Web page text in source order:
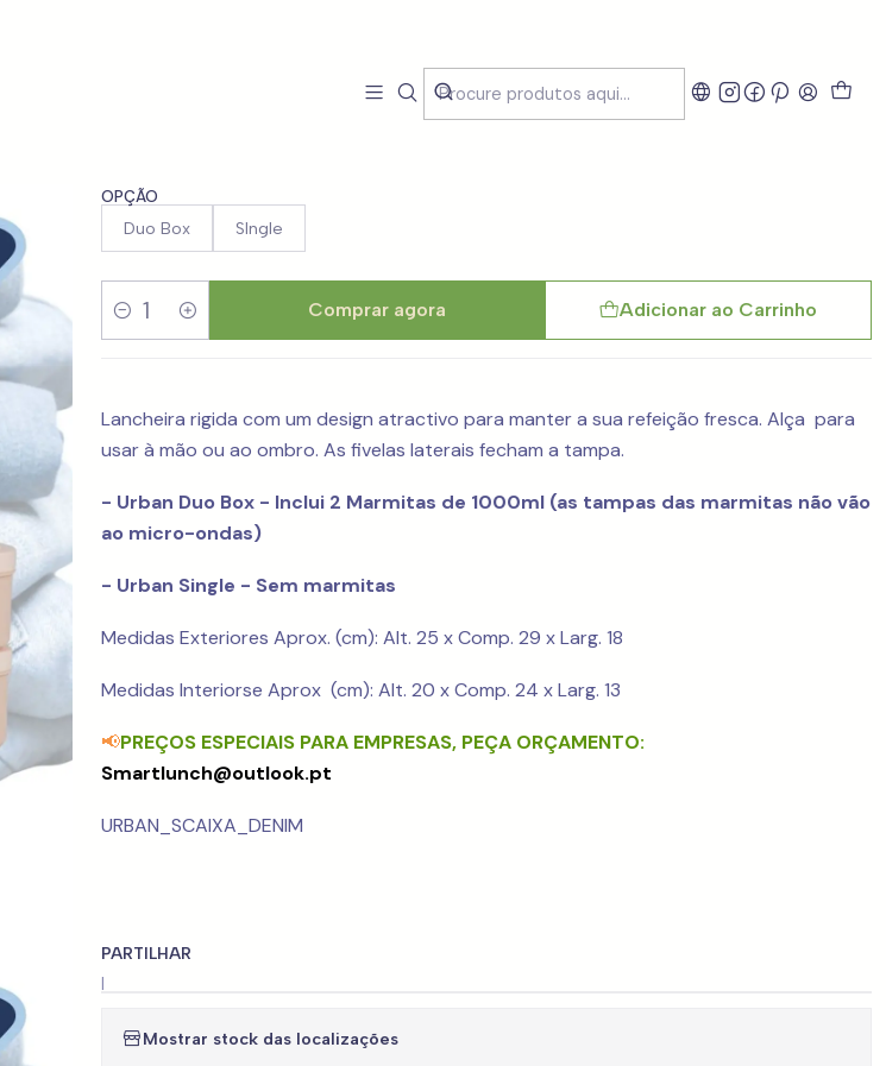
Polarbox Urban Denim 6L
OPÇÃO
Duo Box SIngle
Quantidade
Adicionar ao Carrinho
Comprar agora
Lancheira rigida com um design atractivo para manter a sua refeição fresca. Alça para
usar à mão ou ao ombro. As fivelas laterais fecham a tampa.
- Urban Duo Box - Inclui 2 Marmitas de 1000ml (as tampas das marmitas não vão
ao micro-ondas)
- Urban Single - Sem marmitas
Medidas Exteriores Aprox. (cm): Alt. 25 x Comp. 29 x Larg. 18
Medidas Interiorse Aprox (cm): Alt. 20 x Comp. 24 x Larg. 13
📢PREÇOS ESPECIAIS PARA EMPRESAS, PEÇA ORÇAMENTO:
Smartlunch@outlook.pt
URBAN_SCAIXA_DENIM
PARTILHAR
|
Mostrar stock das localizações